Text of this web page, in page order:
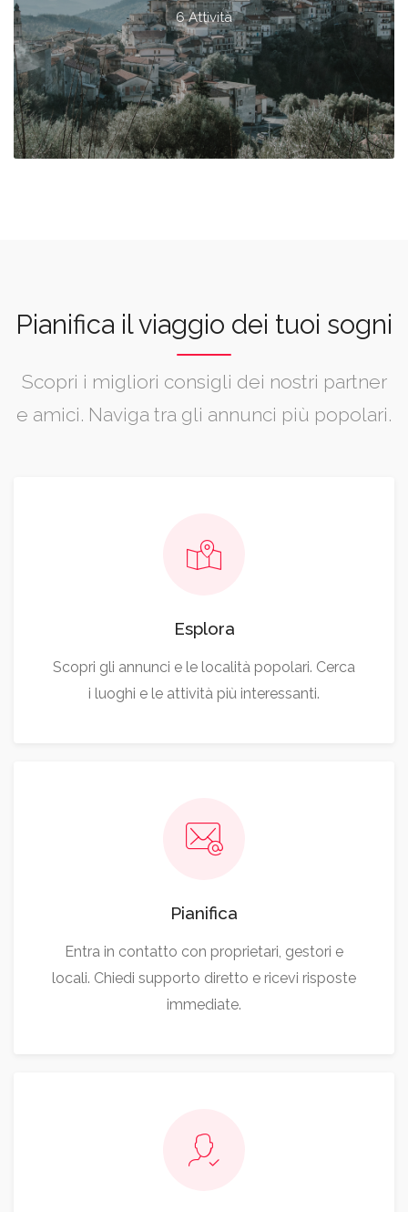
6 Attività
Pianifica il viaggio dei tuoi sogni
Scopri i migliori consigli dei nostri partner
e amici. Naviga tra gli annunci più popolari.
Esplora
Scopri gli annunci e le località popolari. Cerca
i luoghi e le attività più interessanti.
Pianifica
Entra in contatto con proprietari, gestori e
locali. Chiedi supporto diretto e ricevi risposte
immediate.